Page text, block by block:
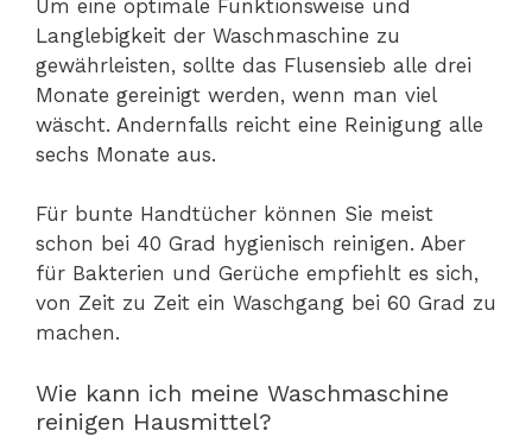
Um eine optimale Funktionsweise und
Langlebigkeit der Waschmaschine zu
gewährleisten, sollte das Flusensieb alle drei
Monate gereinigt werden, wenn man viel
wäscht. Andernfalls reicht eine Reinigung alle
sechs Monate aus.
Für bunte Handtücher können Sie meist
schon bei 40 Grad hygienisch reinigen. Aber
für Bakterien und Gerüche empfiehlt es sich,
von Zeit zu Zeit ein Waschgang bei 60 Grad zu
machen.
Wie kann ich meine Waschmaschine
reinigen Hausmittel?